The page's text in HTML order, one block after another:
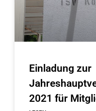
Einladung zur
2021 für